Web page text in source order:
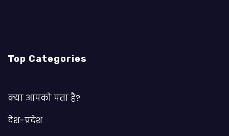
Top Categories
क्या आपको पता हैं?
देश-प्रदेश